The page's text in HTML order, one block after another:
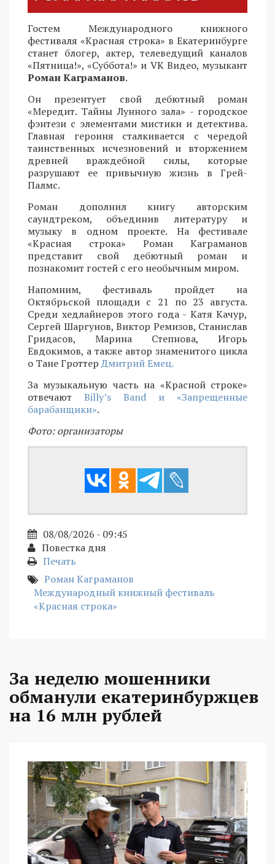
Гостем Международного книжного
фестиваля «Красная строка» в Екатеринбурге
станет блогер, актер, телеведущий каналов
«Пятница!», «Суббота!» и VK Видео, музыкант
Роман Каграманов.
Он презентует свой дебютный роман
«Мередит. Тайны Лунного зала» - городское
фэнтези с элементами мистики и детектива.
Главная героиня сталкивается с чередой
таинственных исчезновений и вторжением
древней враждебной силы, которые
разрушают ее привычную жизнь в Грей-
Палмс.
Роман дополнил книгу авторским
саундтреком, объединив литературу и
музыку в одном проекте. На фестивале
«Красная строка» Роман Каграманов
представит свой дебютный роман и
познакомит гостей с его необычным миром.
Напомним, фестиваль пройдет на
Октябрьской площади с 21 по 23 августа.
Среди хедлайнеров этого года - Катя Качур,
Сергей Шаргунов, Виктор Ремизов, Станислав
Гридасов, Марина Степнова, Игорь
Евдокимов, а также автор знаменитого цикла
о Тане ГроттерДмитрий Емец.
За музыкальную часть на «Красной строке»
отвечают Billy’s Band и «Запрещенные
барабанщики».
Фото: организаторы
08/08/2026 - 09:45
Повестка дня
Печать
Роман Каграманов
Международный книжный фестиваль
«Красная строка»
За неделю мошенники
обманули екатеринбуржцев
на 16 млн рублей